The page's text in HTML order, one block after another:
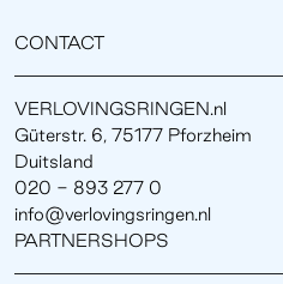
CONTACT
VERLOVINGSRINGEN.nl
Güterstr. 6, 75177 Pforzheim
Duitsland
020 - 893 277 0
info@verlovingsringen.nl
PARTNERSHOPS